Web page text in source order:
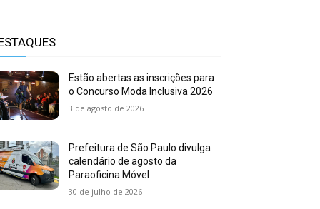
Estão abertas as inscrições para
o Concurso Moda Inclusiva 2026
3 de agosto de 2026
Prefeitura de São Paulo divulga
calendário de agosto da
Paraoficina Móvel
30 de julho de 2026